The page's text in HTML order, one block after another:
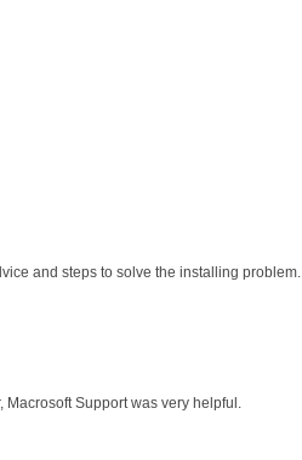
and steps to solve the installing problem.
Support was very helpful.